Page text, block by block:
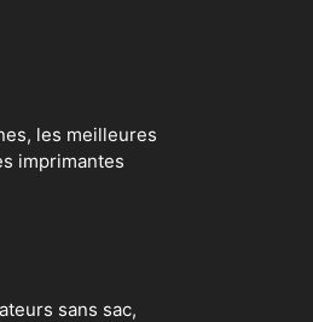
les meilleures
imprimantes
sans sac,